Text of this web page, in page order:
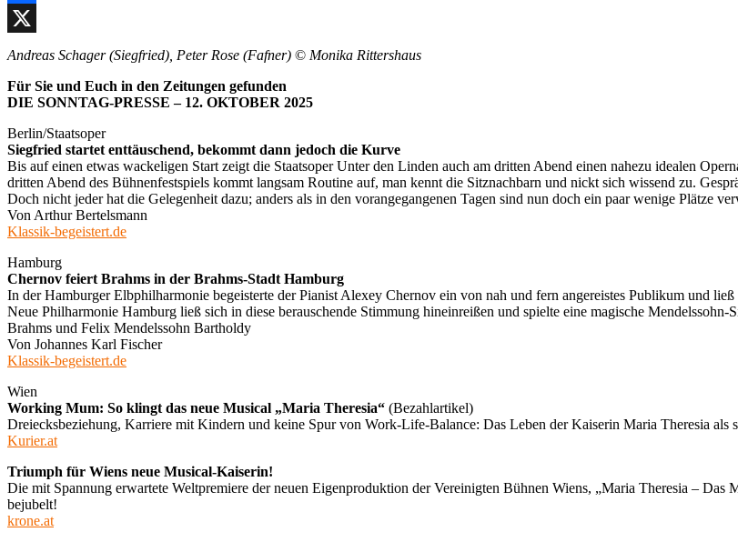
Facebook
X
Andreas Schager (Siegfried), Peter Rose (Fafner) © Monika Rittershaus
Für Sie und Euch in den Zeitungen gefunden
DIE SONNTAG-PRESSE – 12. OKTOBER 2025
Berlin/Staatsoper
Siegfried startet enttäuschend, bekommt dann jedoch die Kurve
Bis auf einen etwas wackeligen Start zeigt die Staatsoper Unter den Linden auch am dritten Abend einen nahezu idealen
dritten Abend des Bühnenfestspiels kommt langsam Routine auf, man kennt die Sitznachbarn und nickt sich wissend zu.
Doch nicht jeder hat die Gelegenheit dazu; anders als in den vorangegangenen Tagen sind nun doch ein paar wenige Plätze
Von Arthur Bertelsmann
Klassik-begeistert.de
Hamburg
Chernov feiert Brahms in der Brahms-Stadt Hamburg
In der Hamburger Elbphilharmonie begeisterte der Pianist Alexey Chernov ein von nah und fern angereistes Publikum und
Neue Philharmonie Hamburg ließ sich in diese berauschende Stimmung hineinreißen und spielte eine magische
Brahms und Felix Mendelssohn Bartholdy
Von Johannes Karl Fischer
Klassik-begeistert.de
Wien
Working Mum: So klingt das neue Musical „Maria Theresia“ (Bezahlartikel)
Dreiecksbeziehung, Karriere mit Kindern und keine Spur von Work-Life-Balance: Das Leben der Kaiserin Maria Theresia als
Kurier.at
Triumph für Wiens neue Musical-Kaiserin!
Die mit Spannung erwartete Weltpremiere der neuen Eigenproduktion der Vereinigten Bühnen Wiens, „Maria Theresia –
bejubelt!
krone.at